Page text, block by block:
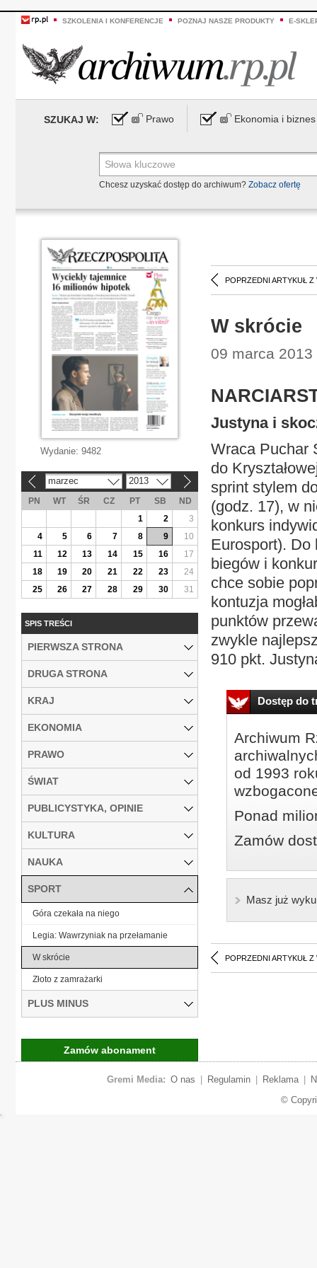
SZKOLENIA I KONFERENCJE POZNAJ NASZE PRODUKTY E-
SZUKAJ W: Prawo Ekonomia i biznes
Chcesz uzyskać dostęp do archiwum? Zobacz ofertę
POPRZEDNI ARTYKUŁ Z
W skrócie
09 marca 2013
Justyna i
Wraca Puchar
do
sprint stylem
(godz. 17), w
konkurs
Eurosport). Do
biegów i
chce sobie
kontuzja
punktów
zwykle
910 pkt.
Dostęp do
Archiwum
od 1993
Ponad
Zamów
Masz już
POPRZEDNI ARTYKUŁ Z
Wydanie: 9482
marzec 2013
PN WT ŚR CZ PT SB
ND
1
2
3
4
5 6 7 8 9
10
11
12 13 14 15 16
17
18
19 20 21 22 23
24
25
26 27 28 29 30 31
SPIS TREŚCI
PIERWSZA STRONA
DRUGA STRONA
KRAJ
EKONOMIA
PRAWO
ŚWIAT
PUBLICYSTYKA, OPINIE
KULTURA
NAUKA
SPORT
Góra czekała na niego
Legia: Wawrzyniak na przełamanie
W skrócie
Złoto z zamrażarki
PLUS MINUS
Zamów abonament
Gremi Media: O nas Regulamin Reklama
©